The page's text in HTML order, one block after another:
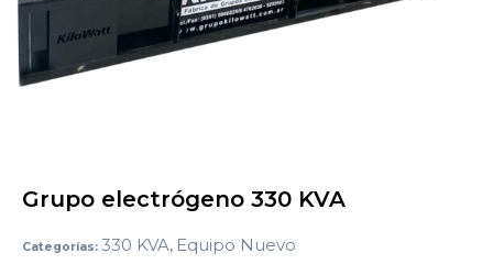
Grupo electrógeno 330 KVA
Categorías: 330 KVA, Equipo Nuevo